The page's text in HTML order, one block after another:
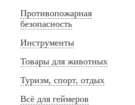
Противопожарная
безопасность
Инструменты
Товары для животных
Туризм, спорт, отдых
Всё для геймеров